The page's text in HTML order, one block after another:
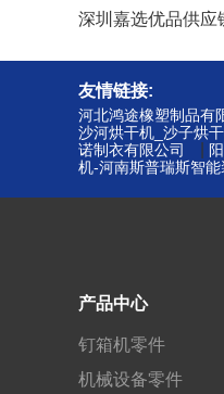
深圳嘉选优品供应
友情链接:
河北鸿途橡塑制品有
沙河烘干机_沙子烘
诺制衣有限公司
机-河南斯普瑞斯智能
产品中心
钉箱机零件
机械设备零件